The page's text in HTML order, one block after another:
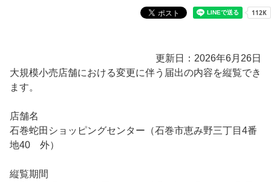
更新日：2026年6月26日
大規模小売店舗における変更に伴う届出の内容を縦覧でき
ます。
店舗名
石巻蛇田ショッピングセンター（石巻市恵み野三丁目4番
地40 外）
縦覧期間